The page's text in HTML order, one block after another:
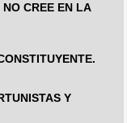
CREE EN LA
Y